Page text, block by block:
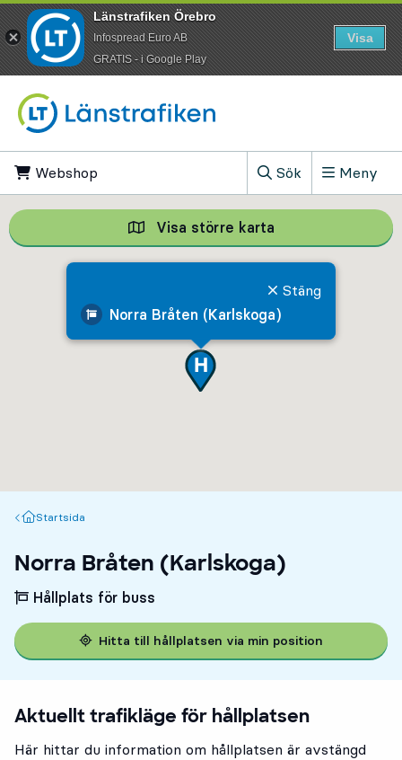
Webshop
Sök
, Visa sökfältet
Meny
Norra Bråten (Karlskoga)
Stäng
Visa större karta Visa större
Startsida
Startsida
Norra Bråten (Karlskoga)
Hållplats för buss
Hitta till hållplatsen via min position
Aktuellt trafikläge för hållplatsen
Här hittar du information om hållplatsen är avstängd
Länstrafiken Örebro
Infospread Euro AB
​GRATIS - i Google Play
Visa